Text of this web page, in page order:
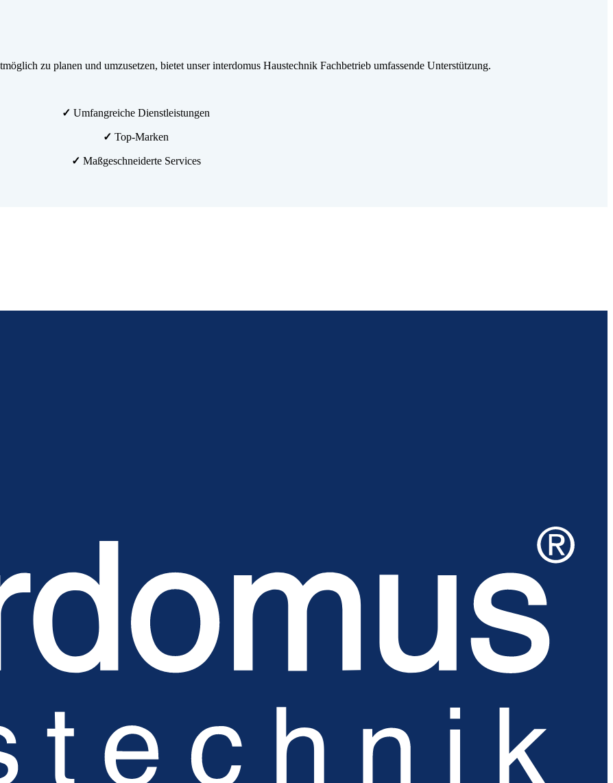
zu planen und umzusetzen, bietet unser interdomus Haustechnik Fachbetrieb umfassende Unterstützung.
✓ Umfangreiche Dienstleistungen
✓ Top-Marken
✓ Maßgeschneiderte Services